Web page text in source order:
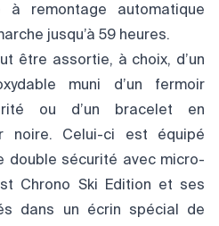
à remontage automatique
jusqu’à 59 heures.
être assortie, à choix, d’un
muni d’un fermoir
ou d’un bracelet en
noire. Celui-ci est équipé
double sécurité avec micro-
Chrono Ski Edition et ses
dans un écrin spécial de